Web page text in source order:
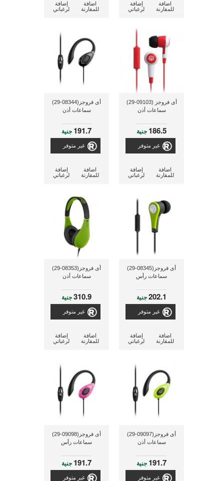
إضافة
لرغباتي
اضافة
للمقارنة
إضافة
لرغباتي
اضافة
للمقارنة
أى فروجز (09103-29)
سماعات أذن
186.5 جنية
غير متوفر
إضافة
لرغباتي
اضافة
للمقارنة
أى فروجز(08344-29)
سماعات أذن
191.7 جنية
غير متوفر
إضافة
لرغباتي
اضافة
للمقارنة
أى فروجز(08345-29)
سماعات رأس
202.1جنية
غير متوفر
إضافة
لرغباتي
اضافة
للمقارنة
أى فروجز(08353-29)
سماعات أذن
310.9جنية
غير متوفر
إضافة
لرغباتي
اضافة
للمقارنة
أى فروجز(09097-29)
سماعات أذن
191.7 جنية
غير متوفر
أى فروجز(09098-29)
سماعات رأس
191.7 جنية
غير متوفر